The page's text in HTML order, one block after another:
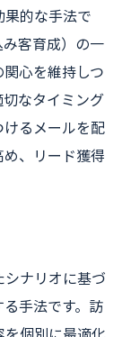
的な手法で
客育成）の一
心を維持しつ
なタイミング
るメールを配
、リード獲得
ナリオに基づ
手法です。訪